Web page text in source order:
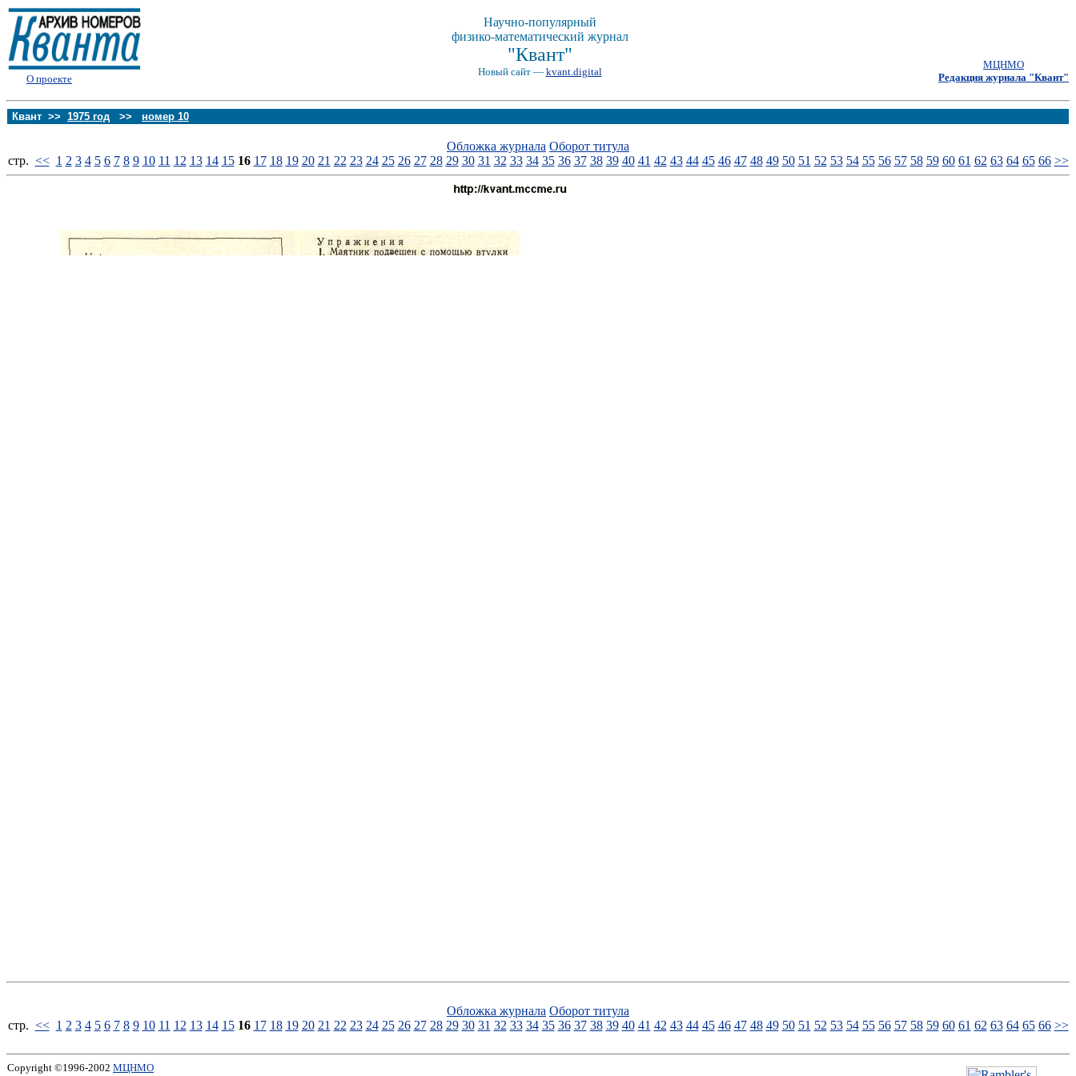
О проекте
Научно-популярный
физико-математический журнал
"Квант"
Новый сайт — kvant.digital
МЦНМО
Редакция журнала "Квант"
Квант >> 1975 год >> номер 10
Обложка журнала Оборот титула
стp. << 1 2 3 4 5 6 7 8 9 10 11 12 13 14 15 16 17 18 19 20 21 22 23 24 25 26 27 28 29 30 31 32 33 34 35 36 37 38 39 40 41 42 43 44 45 46 47 48 49 50 51 52 53 54 55 56 57 58 59 60 61 62 63 64 65 66 >>
Обложка журнала Оборот титула
стp. << 1 2 3 4 5 6 7 8 9 10 11 12 13 14 15 16 17 18 19 20 21 22 23 24 25 26 27 28 29 30 31 32 33 34 35 36 37 38 39 40 41 42 43 44 45 46 47 48 49 50 51 52 53 54 55 56 57 58 59 60 61 62 63 64 65 66 >>
Copyright ©1996-2002 МЦНМО